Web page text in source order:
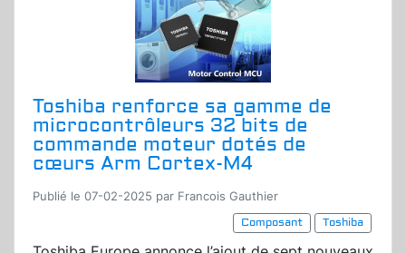
Toshiba renforce sa gamme de
microcontrôleurs 32 bits de
commande moteur dotés de
cœurs Arm Cortex-M4
Publié le 07-02-2025 par Francois Gauthier
Composant
Toshiba